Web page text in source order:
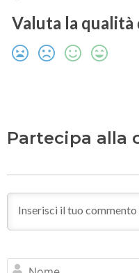
Valuta la
Partecipa alla